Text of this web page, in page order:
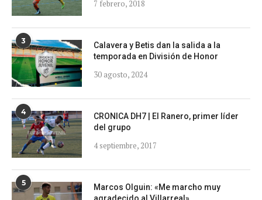
7 febrero, 2018
3
Calavera y Betis dan la salida a la
temporada en División de Honor
30 agosto, 2024
4
CRONICA DH7 | El Ranero, primer líder
del grupo
4 septiembre, 2017
5
Marcos Olguin: «Me marcho muy
agradecido al Villarreal»